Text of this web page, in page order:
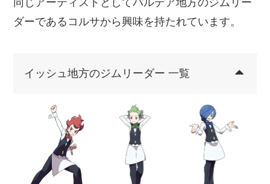
同じアーティストとしてパルデア地方のジムリー
ダーであるコルサから興味を持たれています。
イッシュ地方のジムリーダー 一覧